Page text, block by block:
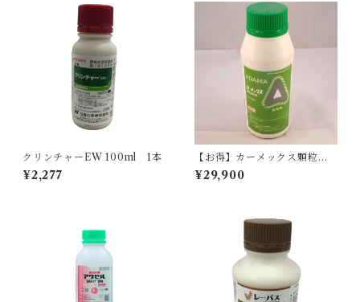
クリンチャーEW 100ml 1本
¥2,277
【お得】カーメックス顆粒水
和剤 300g 10本
¥29,900